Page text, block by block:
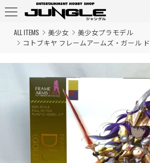
ALL ITEMS 美少女
美少女プラモデル
コトブキヤ フレームアームズ・ガール